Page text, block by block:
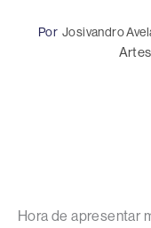
Por Josivandro
Hora de apresentar